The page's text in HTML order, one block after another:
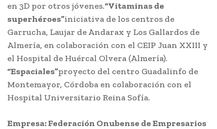
en 3D por otros jóvenes.“Vitaminas de
superhéroes”iniciativa de los centros de
Garrucha, Laujar de Andarax y Los Gallardos de
Almería, en colaboración con el CEIP Juan XXIII y
el Hospital de Huércal Olvera (Almería).
“Espaciales”proyecto del centro Guadalinfo de
Montemayor, Córdoba en colaboración con el
Hospital Universitario Reina Sofía.
Empresa: Federación Onubense de Empresarios